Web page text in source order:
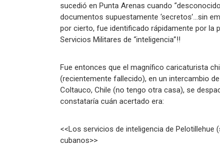
sucedió en Punta Arenas cuando
documentos supuestamente ‘secretos’…sin
por cierto, fue identificado rápidamente por la
Servicios Militares de “inteligencia”!!
Fue entonces que el magnífico caricaturista
(recientemente fallecido), en un intercambio
Coltauco, Chile (no tengo otra casa), se
constataría cuán acertado era:
<<Los servicios de inteligencia de
cubanos>>